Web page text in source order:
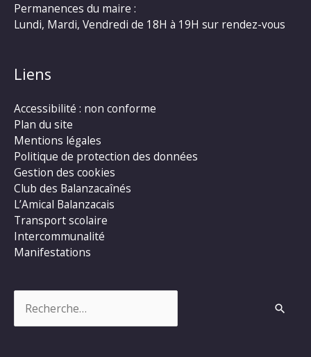
Permanences du maire :
Lundi, Mardi, Vendredi de 18H à 19H sur rendez-vous
Liens
Accessibilité : non conforme
Plan du site
Mentions légales
Politique de protection des données
Gestion des cookies
Club des Balanzacaînés
L’Amical Balanzacais
Transport scolaire
Intercommunalité
Manifestations